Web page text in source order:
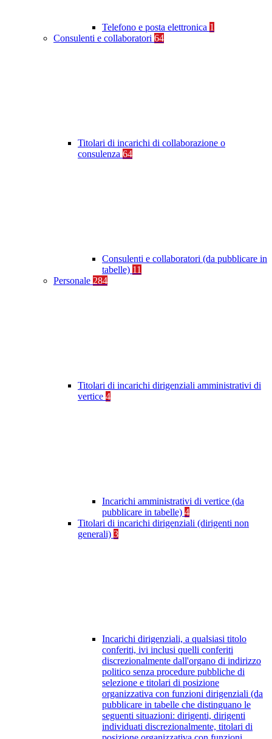
Telefono e posta elettronica 1
Consulenti e collaboratori 64
Titolari di incarichi di collaborazione o
consulenza 64
Consulenti e collaboratori (da pubblicare in
tabelle) 11
Personale 284
Titolari di incarichi dirigenziali amministrativi di
vertice 4
Incarichi amministrativi di vertice (da
pubblicare in tabelle) 4
Titolari di incarichi dirigenziali (dirigenti non
generali) 3
Incarichi dirigenziali, a qualsiasi titolo
conferiti, ivi inclusi quelli conferiti
discrezionalmente dall'organo di indirizzo
politico senza procedure pubbliche di
selezione e titolari di posizione
organizzativa con funzioni dirigenziali (da
pubblicare in tabelle che distinguano le
seguenti situazioni: dirigenti, dirigenti
individuati discrezionalmente, titolari di